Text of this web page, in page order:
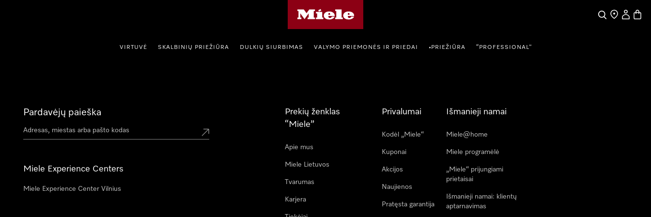
PaieškaPardavėjų
VIRTUVĖ SKALBINIŲ PRIEŽIŪRA DULKIŲ SIURBIMAS VALYMO PRIEMONĖS IR PRIEDAI •PRIEŽIŪRA “PROFESSIONAL”
Pardavėjų paieška
Miele Experience Centers
Miele Experience Center Vilnius
Prekių ženklas
“Miele”
Apie mus
Miele Lietuvos
Tvarumas
Karjera
Privalumai
Kodėl „Miele“
Kuponai
Akcijos
Naujienos
Pratęsta garantija
Išmanieji namai
Miele@home
Miele programėlė
„Miele“ prijungiami
prietaisai
Išmanieji namai: klientų
aptarnavimas